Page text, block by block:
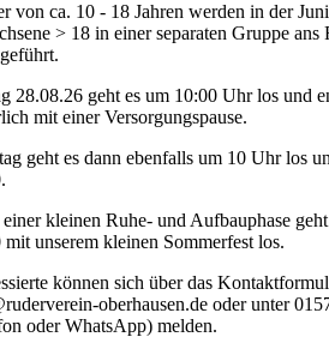
von ca. 10 - 18 Jahren werden in der
> 18 in einer separaten Gruppe ans
28.08.26 geht es um 10:00 Uhr los und
mit einer Versorgungspause.
geht es dann ebenfalls um 10 Uhr los
kleinen Ruhe- und Aufbauphase geht
mit unserem kleinen Sommerfest los.
können sich über das
oberhausen.de oder unter
oder WhatsApp) melden.